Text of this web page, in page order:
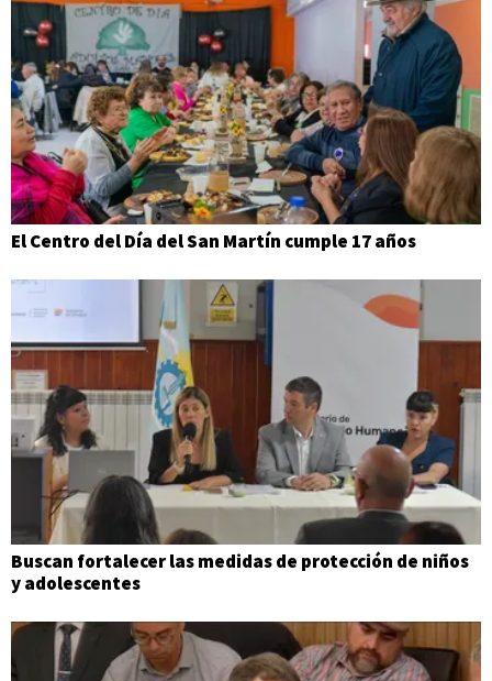
El Centro del Día del San Martín cumple 17 años
Buscan fortalecer las medidas de protección de niños
y adolescentes